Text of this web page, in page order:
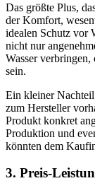
Das größte Plus,
der Komfort,
idealen Schutz vor
nicht nur
Wasser verbringen,
sein.
Ein kleiner
zum Hersteller
Produkt konkret
Produktion und
könnten dem
3. Preis-